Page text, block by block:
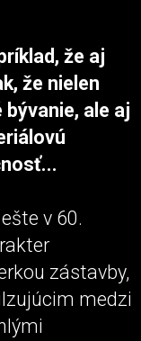
že aj
že nielen
ale aj
v 60.
zástavby,
medzi